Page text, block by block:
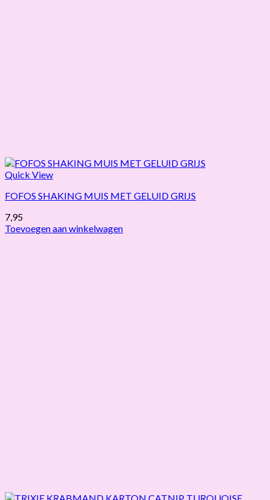
Quick View
FOFOS SHAKING MUIS MET GELUID GRIJS
7,95
Toevoegen aan winkelwagen